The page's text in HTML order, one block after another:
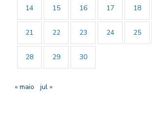
14 15 16 17 18
21 22 23 24 25
28 29 30
« maio jul »